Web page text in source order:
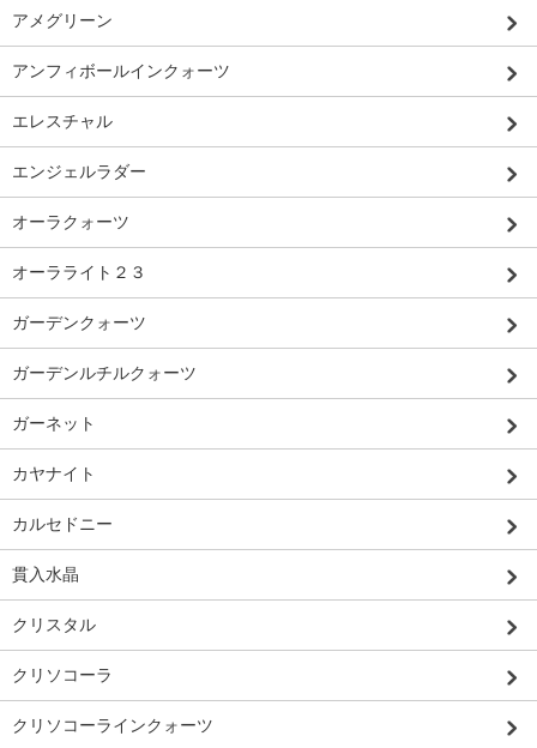
アメグリーン
アンフィボールインクォーツ
エレスチャル
エンジェルラダー
オーラクォーツ
オーラライト２３
ガーデンクォーツ
ガーデンルチルクォーツ
ガーネット
カヤナイト
カルセドニー
貫入水晶
クリスタル
クリソコーラ
クリソコーラインクォーツ